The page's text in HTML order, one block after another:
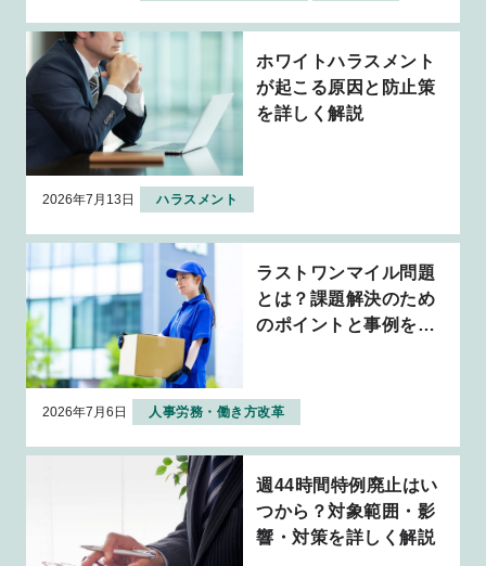
ホワイトハラスメント
が起こる原因と防止策
を詳しく解説
2026年7月13日 ハラスメント
ラストワンマイル問題
とは？課題解決のため
のポイントと事例を解
2026年7月6日 人事労務・働き方改革
週44時間特例廃止はい
つから？対象範囲・影
響・対策を詳しく解説